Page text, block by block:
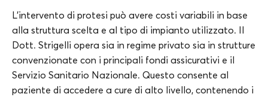
L’intervento di protesi può avere costi variabili in base
alla struttura scelta e al tipo di impianto utilizzato. Il
Dott. Strigelli opera sia in regime privato sia in strutture
convenzionate con i principali fondi assicurativi e il
Servizio Sanitario Nazionale. Questo consente al
paziente di accedere a cure di alto livello, contenendo i